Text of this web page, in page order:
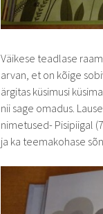
Väikese teadlase
arvan, et on kõige
ärgitas küsimusi
nii sage omadus.
nimetused- Pisipiigal
ja ka teemakohase